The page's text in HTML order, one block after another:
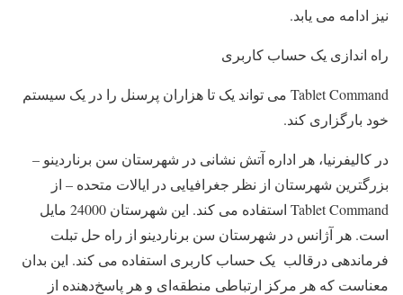
نیز ادامه می یابد.
راه اندازی یک حساب کاربری
Tablet Command می تواند یک تا هزاران پرسنل را در یک سیستم
خود بارگزاری کند.
در کالیفرنیا، هر اداره آتش نشانی در شهرستان سن برناردینو –
بزرگترین شهرستان از نظر جغرافیایی در ایالات متحده – از
Tablet Command استفاده می کند. این شهرستان 24000 مایل
است. هر آژانس در شهرستان سن برناردینو از راه حل تبلت
فرماندهی درقالب یک حساب کاربری استفاده می کند. این بدان
معناست که هر مرکز ارتباطی منطقه‌ای و هر پاسخ‌دهنده از